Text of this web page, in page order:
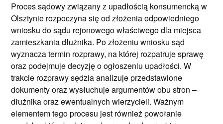
Proces sądowy związany z upadłością konsumencką w
Olsztynie rozpoczyna się od złożenia odpowiedniego
wniosku do sądu rejonowego właściwego dla miejsca
zamieszkania dłużnika. Po złożeniu wniosku sąd
wyznacza termin rozprawy, na której rozpatruje sprawę
oraz podejmuje decyzję o ogłoszeniu upadłości. W
trakcie rozprawy sędzia analizuje przedstawione
dokumenty oraz wysłuchuje argumentów obu stron –
dłużnika oraz ewentualnych wierzycieli. Ważnym
elementem tego procesu jest również powołanie